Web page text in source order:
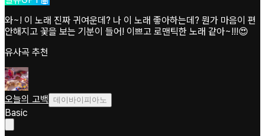
와~! 이 노래 진짜 귀여운데? 나 이 노래 좋아하는데? 뭔가 마음이 편
안해지고 꽃을 보는 기분이 들어! 이쁘고 로맨틱한 노래 같아~!!!😍
유사곡 추천
오늘의 고백 데이바이피아노
Basic